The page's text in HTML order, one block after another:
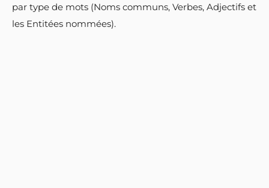
par type de mots (Noms communs, Verbes, Adjectifs et
les Entitées nommées).